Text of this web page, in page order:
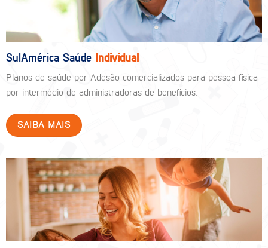
SulAmérica Saúde Individual
Planos de saúde por Adesão comercializados para pessoa física
por intermédio de administradoras de benefícios.
SAIBA MAIS